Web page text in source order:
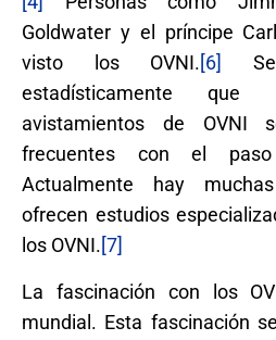
Goldwater y el príncipe
visto los OVNI.[6]
Se
estadísticamente
avistamientos de OVNI
frecuentes con el
Actualmente hay
ofrecen estudios
los OVNI.[7]
La fascinación con los
mundial. Esta fascinación